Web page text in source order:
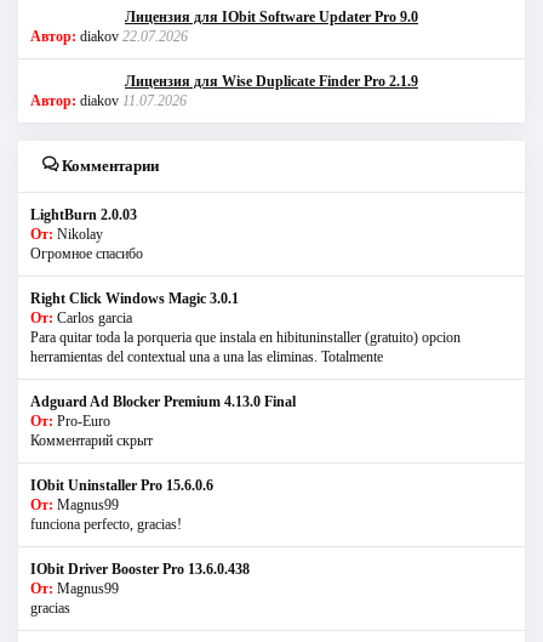
Лицензия для IObit Software Updater Pro 9.0
Автор: diakov 22.07.2026
Лицензия для Wise Duplicate Finder Pro 2.1.9
Автор: diakov 11.07.2026
Комментарии
LightBurn 2.0.03
От: Nikolay
Огромное спасибо
Right Click Windows Magic 3.0.1
От: Carlos garcia
Para quitar toda la porqueria que instala en hibituninstaller (gratuito) opcion
herramientas del contextual una a una las eliminas. Totalmente
Adguard Ad Blocker Premium 4.13.0 Final
От: Pro-Euro
Комментарий скрыт
IObit Uninstaller Pro 15.6.0.6
От: Magnus99
funciona perfecto, gracias!
IObit Driver Booster Pro 13.6.0.438
От: Magnus99
gracias